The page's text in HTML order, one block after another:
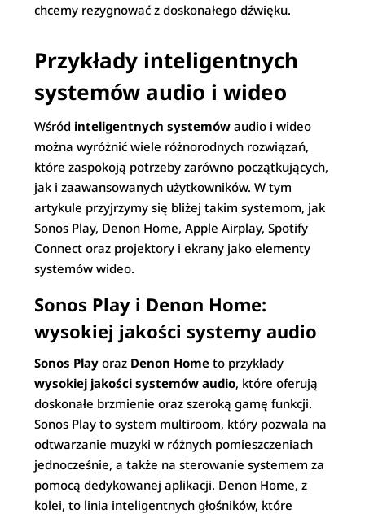
chcemy rezygnować z doskonałego dźwięku.
Przykłady inteligentnych
systemów audio i wideo
Wśród inteligentnych systemów audio i wideo
można wyróżnić wiele różnorodnych rozwiązań,
które zaspokoją potrzeby zarówno początkujących,
jak i zaawansowanych użytkowników. W tym
artykule przyjrzymy się bliżej takim systemom, jak
Sonos Play, Denon Home, Apple Airplay, Spotify
Connect oraz projektory i ekrany jako elementy
systemów wideo.
Sonos Play i Denon Home:
wysokiej jakości systemy audio
Sonos Play oraz Denon Home to przykłady
wysokiej jakości systemów audio, które oferują
doskonałe brzmienie oraz szeroką gamę funkcji.
Sonos Play to system multiroom, który pozwala na
odtwarzanie muzyki w różnych pomieszczeniach
jednocześnie, a także na sterowanie systemem za
pomocą dedykowanej aplikacji. Denon Home, z
kolei, to linia inteligentnych głośników, które